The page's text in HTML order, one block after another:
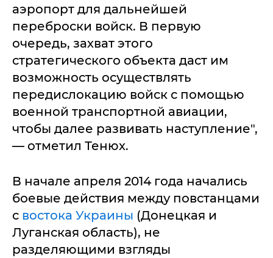
аэропорт для дальнейшей
переброски войск. В первую
очередь, захват этого
стратегического объекта даст им
возможность осуществлять
передислокацию войск с помощью
военной транспортной авиации,
чтобы далее развивать наступление",
— отметил Тенюх.
В начале апреля 2014 года начались
боевые действия между повстанцами
с востока Украины (Донецкая и
Луганская область), не
разделяющими взгляды